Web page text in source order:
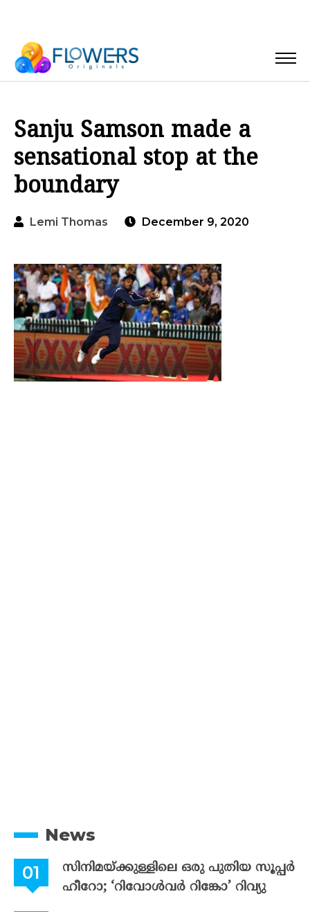
Sanju Samson made a
sensational stop at the
boundary
Lemi Thomas December 9, 2020
News
സിനിമയ്ക്കുള്ളിലെ ഒരു പുതിയ സൂപ്പർ
ഹീറോ; ‘റിവോൾവർ റിങ്കോ’ റിവ്യു